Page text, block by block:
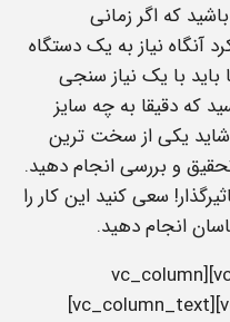
که اگر زمانی
آنگاه نیاز به یک دستگاه
باید با یک نیاز سنجی
که دقیقا به چه سایز
شاید یکی از سخت ترین
و بررسی انجام دهید.
سعی کنید این کار را
انجام دهید.
[/vc_column_text][/vc_column][vc_column